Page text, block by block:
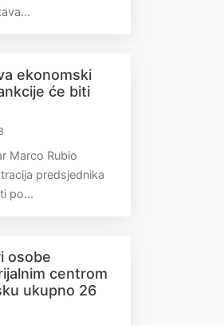
ekonomski
će biti
Marco Rubio
predsjednika
po...
osobe
centrom
ukupno 26